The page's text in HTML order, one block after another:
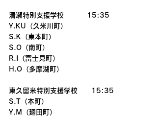
清瀬特別支援学校　　　 15:35
Y.KU（久米川町）
S.K（東本町）
S.O（南町）
R.I（富士見町）
H.O（多摩湖町）
東久留米特別支援学校　　15:35
S.T（本町）
Y.M（廻田町）